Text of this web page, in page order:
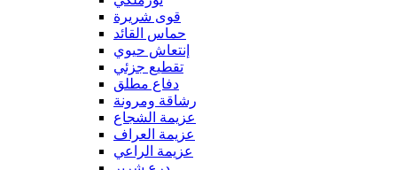
قوى شريرة
حماس القائد
إنتعاش حيوي
تقطيع جزئي
دفاع مطلق
رشاقة ومرونة
عزيمة الشجاع
عزيمة العراف
عزيمة الراعي